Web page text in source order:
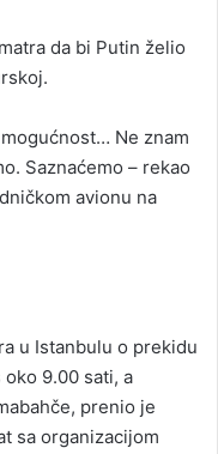
da bi Putin želio
Ne znam
Saznaćemo – rekao
avionu na
u Istanbulu o prekidu
9.00 sati, a
prenio je
sa organizacijom